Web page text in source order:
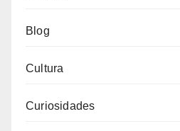
Blog
Cultura
Curiosidades